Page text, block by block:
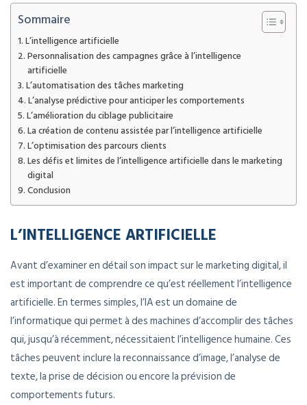
Sommaire
L’intelligence artificielle
Personnalisation des campagnes grâce à l’intelligence
artificielle
L’automatisation des tâches marketing
L’analyse prédictive pour anticiper les comportements
L’amélioration du ciblage publicitaire
La création de contenu assistée par l’intelligence artificielle
L’optimisation des parcours clients
Les défis et limites de l’intelligence artificielle dans le marketing
digital
Conclusion
L’INTELLIGENCE ARTIFICIELLE
Avant d’examiner en détail son impact sur le marketing digital, il
est important de comprendre ce qu’est réellement l’intelligence
artificielle. En termes simples, l’IA est un domaine de
l’informatique qui permet à des machines d’accomplir des tâches
qui, jusqu’à récemment, nécessitaient l’intelligence humaine. Ces
tâches peuvent inclure la reconnaissance d’image, l’analyse de
texte, la prise de décision ou encore la prévision de
comportements futurs.